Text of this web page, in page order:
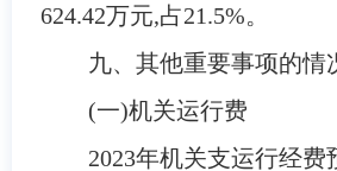
624.42万元,占21.5%。
九、其他重要事项的情
(一)机关运行费
2023年机关支运行经费